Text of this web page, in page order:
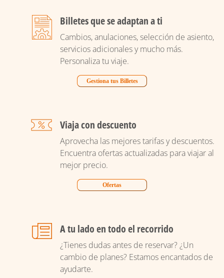
Billetes que se adaptan a ti
Cambios, anulaciones, selección de asiento,
servicios adicionales y mucho más.
Personaliza tu viaje.
Gestiona tus Billetes
Viaja con descuento
Aprovecha las mejores tarifas y descuentos.
Encuentra ofertas actualizadas para viajar al
mejor precio.
Ofertas
A tu lado en todo el recorrido
¿Tienes dudas antes de reservar? ¿Un
cambio de planes? Estamos encantados de
ayudarte.